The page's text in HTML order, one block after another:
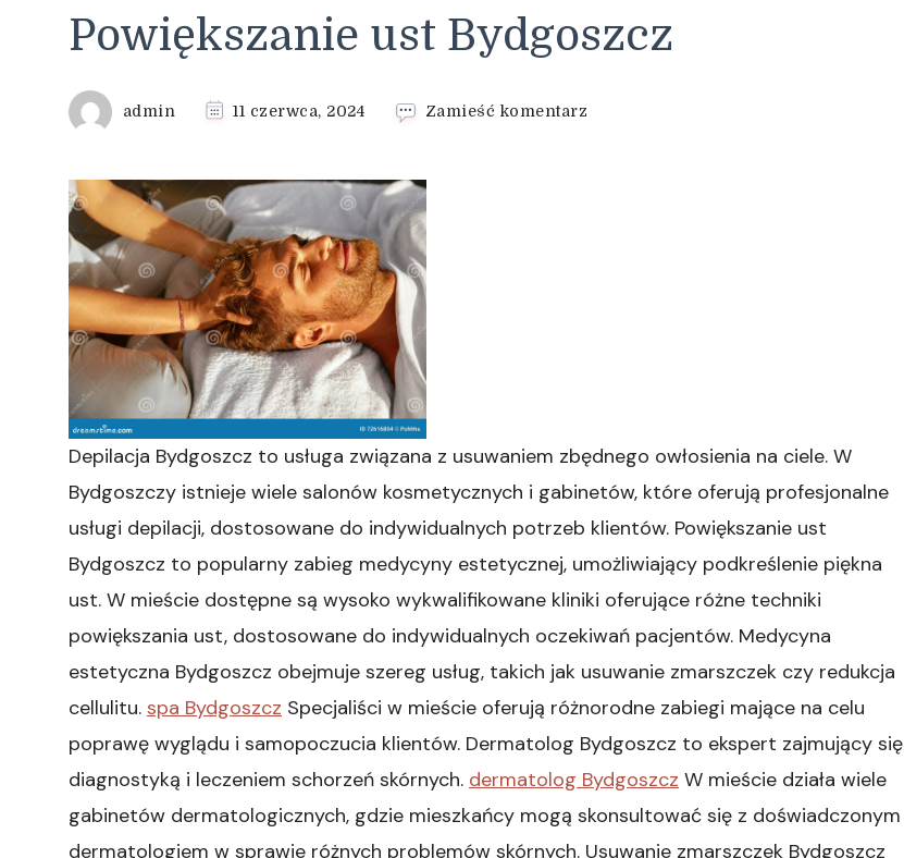
Powiększanie ust Bydgoszcz
admin 11 czerwca, 2024 Zamieść komentarz
Depilacja Bydgoszcz to usługa związana z usuwaniem zbędnego owłosienia na ciele. W
Bydgoszczy istnieje wiele salonów kosmetycznych i gabinetów, które oferują profesjonalne
usługi depilacji, dostosowane do indywidualnych potrzeb klientów. Powiększanie ust
Bydgoszcz to popularny zabieg medycyny estetycznej, umożliwiający podkreślenie piękna
ust. W mieście dostępne są wysoko wykwalifikowane kliniki oferujące różne techniki
powiększania ust, dostosowane do indywidualnych oczekiwań pacjentów. Medycyna
estetyczna Bydgoszcz obejmuje szereg usług, takich jak usuwanie zmarszczek czy redukcja
cellulitu. spa Bydgoszcz Specjaliści w mieście oferują różnorodne zabiegi mające na celu
poprawę wyglądu i samopoczucia klientów. Dermatolog Bydgoszcz to ekspert zajmujący się
diagnostyką i leczeniem schorzeń skórnych. dermatolog Bydgoszcz W mieście działa wiele
gabinetów dermatologicznych, gdzie mieszkańcy mogą skonsultować się z doświadczonym
dermatologiem w sprawie różnych problemów skórnych. Usuwanie zmarszczek Bydgoszcz